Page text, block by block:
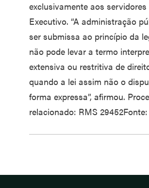
exclusivamente aos servidores
Executivo. “A administração
ser submissa ao princípio da
não pode levar a termo
extensiva ou restritiva de
quando a lei assim não o
forma expressa”, afirmou.
relacionado: RMS 29452Fonte: